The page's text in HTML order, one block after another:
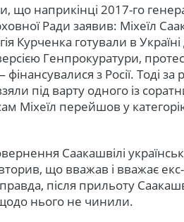
що наприкінці 2017-го
Ради заявив: Міхеїл
Курченка готували в
Генпрокуратури,
фінансувалися з Росії. Тоді
під варту одного із
Міхеїл перейшов у
Саакашвілі
що вважав і вважає
після прильоту
нього не чинили.